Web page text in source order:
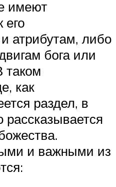
имеют
его
атрибутам, либо
бога или
таком
как
раздел, в
рассказывается
и важными из